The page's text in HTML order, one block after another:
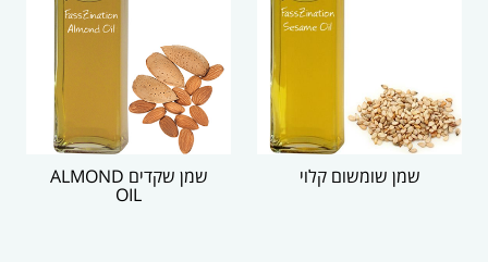
שמן שומשום קלוי שמן שקדים ALMOND
OIL